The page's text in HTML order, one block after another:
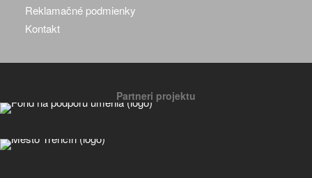
Reklamačné podmienky
Kontakt
Partneri projektu